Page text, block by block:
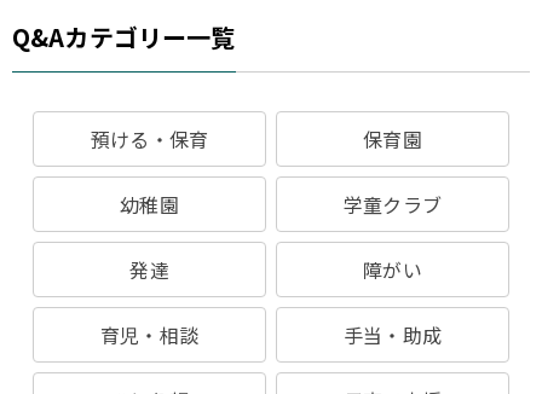
Q&Aカテゴリー一覧
預ける・保育 保育園
幼稚園 学童クラブ
発達 障がい
育児・相談 手当・助成